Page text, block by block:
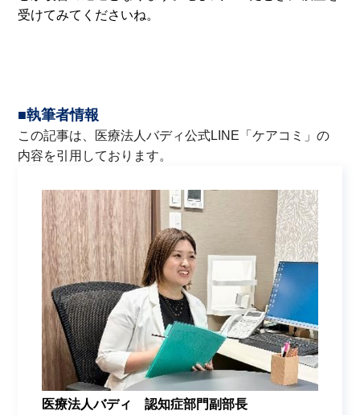
受けてみてくださいね。
■執筆者情報
この記事は、医療法人バディ公式LINE「ケアコミ 」の
内容を引用しております。
医療法人バディ 認知症部門副部長